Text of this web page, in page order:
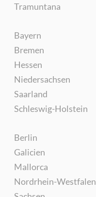
Tramuntana
Bayern
Bremen
Hessen
Niedersachsen
Saarland
Schleswig-Holstein
Berlin
Galicien
Mallorca
Nordrhein-Westfalen